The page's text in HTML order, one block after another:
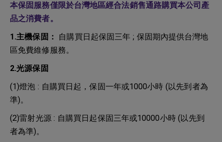
本保固服務僅限於台灣地區經合法銷售通路購買本公司產
品之消費者。
1.主機保固：
自購買日起保固三年 ; 保固期內提供台灣地
區免費維修服務。
2.光源保固
(1)燈泡 : 自購買日起，保固一年或1000小時 (以先到者為
準)。
(2)雷射光源 : 自購買日起保固三年或10000小時 (以先到
者為準)。